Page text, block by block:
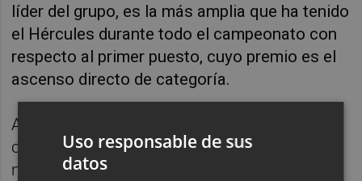
líder del grupo, es la más amplia que ha tenido
el Hércules durante todo el campeonato con
respecto al primer puesto, cuyo premio es el
ascenso directo de categoría.
A nueve jornadas para el final del
campeonato, el conjunto alicantino
mantiene siete puntos de margen con la
Uso responsable de sus
datos